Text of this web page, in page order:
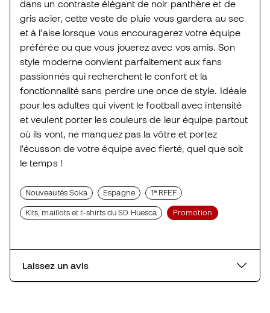
dans un contraste élégant de noir panthère et de
gris acier, cette veste de pluie vous gardera au sec
et à l'aise lorsque vous encouragerez votre équipe
préférée ou que vous jouerez avec vos amis. Son
style moderne convient parfaitement aux fans
passionnés qui recherchent le confort et la
fonctionnalité sans perdre une once de style. Idéale
pour les adultes qui vivent le football avec intensité
et veulent porter les couleurs de leur équipe partout
où ils vont, ne manquez pas la vôtre et portez
l'écusson de votre équipe avec fierté, quel que soit
le temps !
Nouveautés Soka Espagne 1ª RFEF
Kits, maillots et t-shirts du SD Huesca Promotion
Laissez un avis